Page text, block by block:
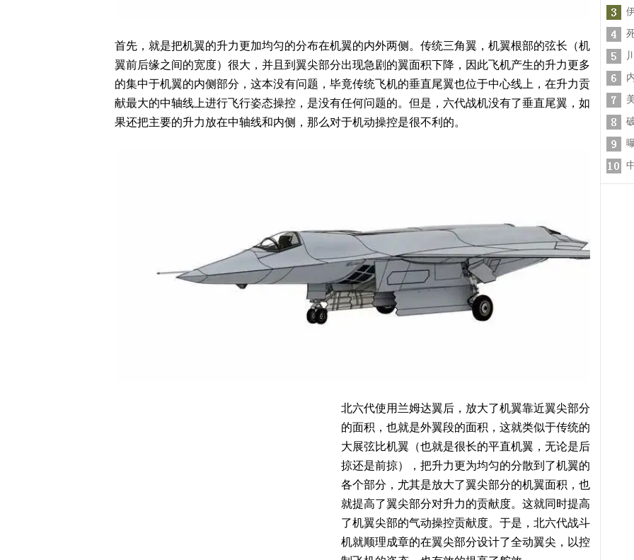
首先，就是把机翼的升力更加均匀的分布在机翼的内外两侧。传统三角翼，机翼根部的弦长（机
翼前后缘之间的宽度）很大，并且到翼尖部分出现急剧的翼面积下降，因此飞机产生的升力更多
的集中于机翼的内侧部分，这本没有问题，毕竟传统飞机的垂直尾翼也位于中心线上，在升力贡
献最大的中轴线上进行飞行姿态操控，是没有任何问题的。但是，六代战机没有了垂直尾翼，如
果还把主要的升力放在中轴线和内侧，那么对于机动操控是很不利的。
北六代使用兰姆达翼后，放大了机翼靠近翼尖部分
的面积，也就是外翼段的面积，这就类似于传统的
大展弦比机翼（也就是很长的平直机翼，无论是后
掠还是前掠），把升力更为均匀的分散到了机翼的
各个部分，尤其是放大了翼尖部分的机翼面积，也
就提高了翼尖部分对升力的贡献度。这就同时提高
了机翼尖部的气动操控贡献度。于是，北六代战斗
机就顺理成章的在翼尖部分设计了全动翼尖，以控